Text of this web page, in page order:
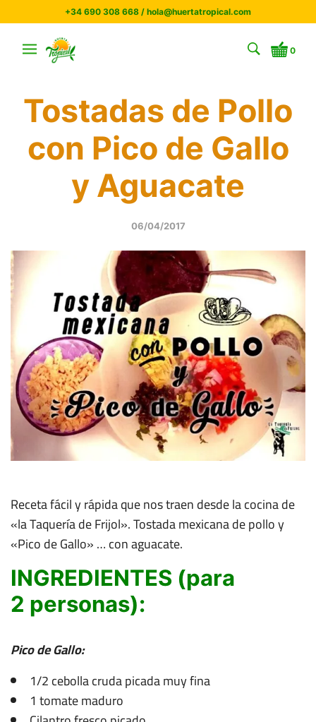
+34 690 308 668 / hola@huertatropical.com
0
Tostadas de Pollo
con Pico de Gallo
y Aguacate
06/04/2017
Receta fácil y rápida que nos traen desde la cocina de
«la Taquería de Frijol». Tostada mexicana de pollo y
«Pico de Gallo» … con aguacate.
INGREDIENTES (para
2 personas):
Pico de Gallo:
1/2 cebolla cruda picada muy fina
1 tomate maduro